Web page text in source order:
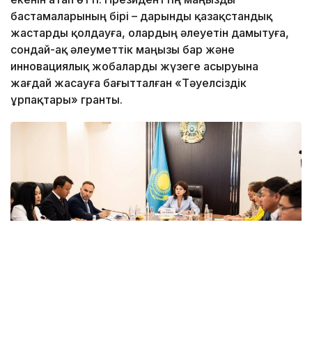
бастамаларының бірі – дарынды қазақстандық
жастарды қолдауға, олардың әлеуетін дамытуға,
сондай-ақ әлеуметтік маңызы бар және
инновациялық жобаларды жүзеге асыруына
жағдай жасауға бағытталған «Тәуелсіздік
ұрпақтары» гранты.